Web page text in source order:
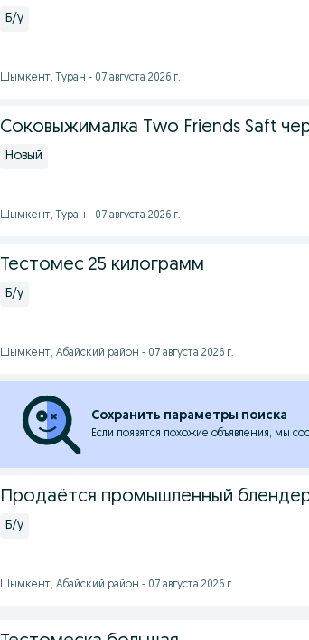
Б/у
Шымкент, Туран - 07 августа 2026 г.
Соковыжималка Two Friends Saft
Новый
Шымкент, Туран - 07 августа 2026 г.
Тестомес 25 килограмм
Б/у
Шымкент, Абайский район - 07 августа 2026 г.
Сохранить параметры поиска
Если появятся похожие объявления, мы
Продаётся промышленный
Б/у
Шымкент, Абайский район - 07 августа 2026 г.